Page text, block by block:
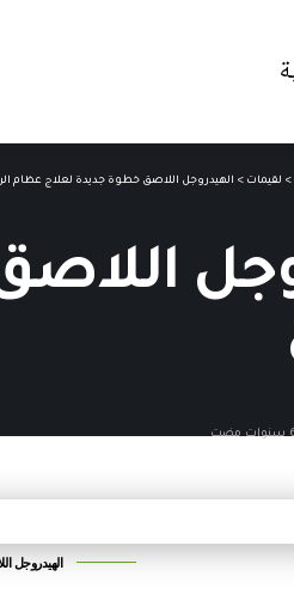
> لقيمات > الهيدروجل اللاصق خطوة جديدة لعلاج عظام
مضت
الهيدروجل